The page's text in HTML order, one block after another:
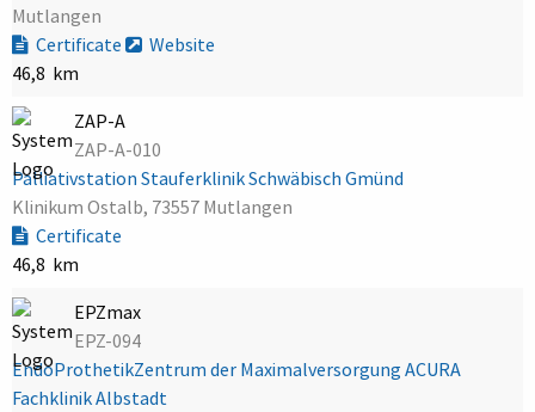
Mutlangen
Certificate
Website
46,8 km
ZAP-A
ZAP-A-010
Palliativstation Stauferklinik Schwäbisch Gmünd
Klinikum Ostalb, 73557 Mutlangen
Certificate
46,8 km
EPZmax
EPZ-094
EndoProthetikZentrum der Maximalversorgung ACURA
Fachklinik Albstadt